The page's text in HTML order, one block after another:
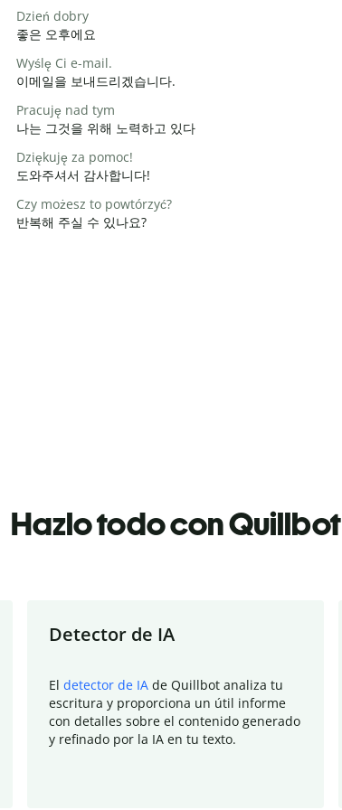
Dzień dobry
좋은 오후에요
Wyślę Ci e-mail.
이메일을 보내드리겠습니다.
Pracuję nad tym
나는 그것을 위해 노력하고 있다
Dziękuję za pomoc!
도와주셔서 감사합니다!
Czy możesz to powtórzyć?
반복해 주실 수 있나요?
Hazlo todo con Quillbot
Detector de IA
El detector de IA de Quillbot analiza tu
escritura y proporciona un útil informe
con detalles sobre el contenido generado
y refinado por la IA en tu texto.